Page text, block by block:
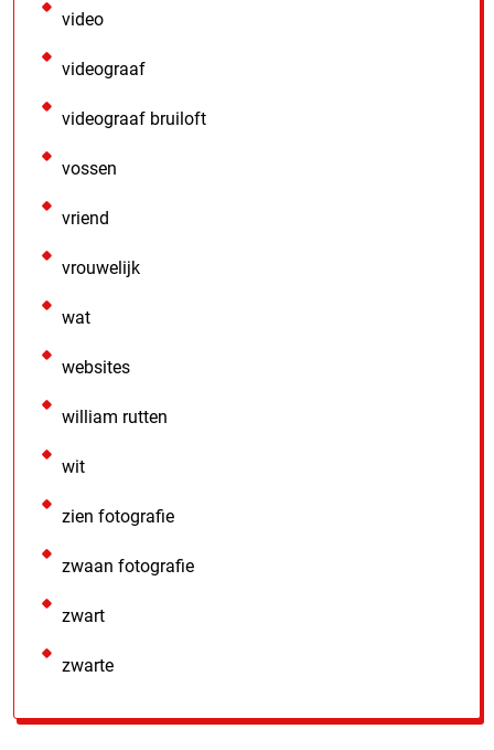
video
videograaf
videograaf bruiloft
vossen
vriend
vrouwelijk
wat
websites
william rutten
wit
zien fotografie
zwaan fotografie
zwart
zwarte